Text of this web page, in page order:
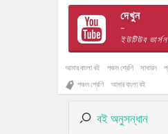
দেখুন
~
ইউটিউব ভার্সন
আমার বাংলা বই পঞ্চম শ্রেণি সাধারন
পঞ্চম শ্রেণি
আমার বাংলা বই
বই অনুসন্ধান